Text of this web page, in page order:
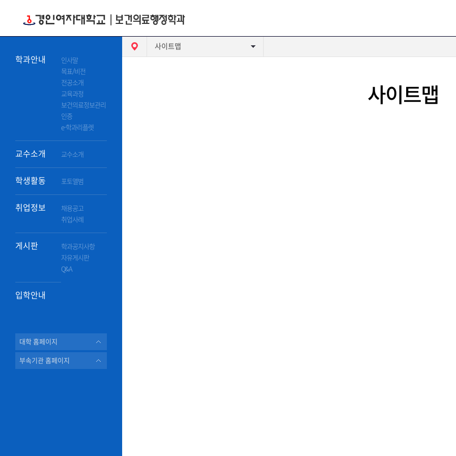
학과안내
인사말
목표/비전
전공소개
교육과정
보건의료정보관리
인증
e-학과리플렛
교수소개 교수소개
학생활동 포토앨범
취업정보
채용공고
취업사례
게시판
학과공지사항
자유게시판
Q&A
입학안내
대학 홈페이지
부속기관 홈페이지
사이트맵
사이트맵